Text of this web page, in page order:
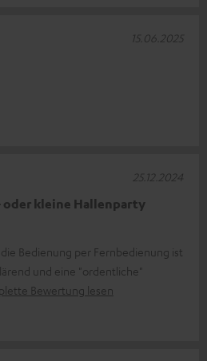
15.06.2025
oder kleine Hallenparty
Bedienung per Fernbedienung ist
und eine "ordentliche"
Bewertung lesen
25.12.2024